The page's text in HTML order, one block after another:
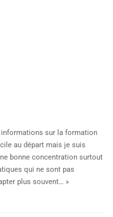
sur la formation
au départ mais je suis
bonne concentration surtout
qui ne sont pas
plus souvent… »